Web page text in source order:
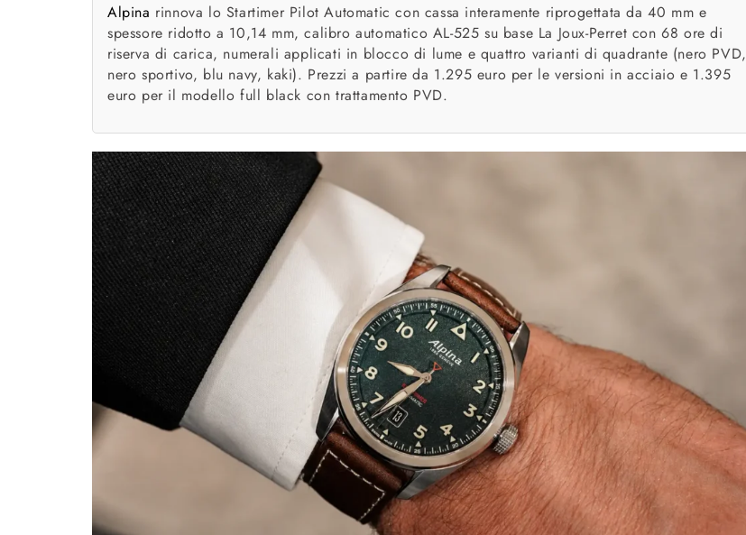
Alpina rinnova lo Startimer Pilot Automatic con cassa interamente riprogettata da 40 mm e
spessore ridotto a 10,14 mm, calibro automatico AL-525 su base La Joux-Perret con 68 ore di
riserva di carica, numerali applicati in blocco di lume e quattro varianti di quadrante (nero PVD,
nero sportivo, blu navy, kaki). Prezzi a partire da 1.295 euro per le versioni in acciaio e 1.395
euro per il modello full black con trattamento PVD.